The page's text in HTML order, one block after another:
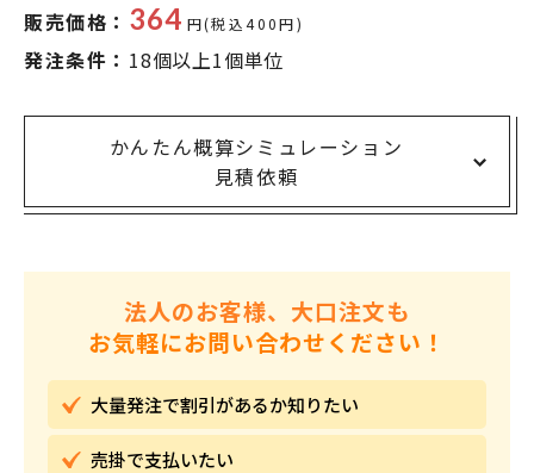
販売価格： 364 円(税込400円)
発注条件： 18個以上1個単位
かんたん概算シミュレーション
見積依頼
法人のお客様、大口注文も
お気軽にお問い合わせください！
大量発注で割引があるか知りたい
売掛で支払いたい